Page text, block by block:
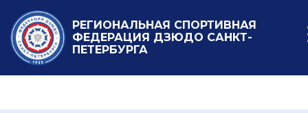
РЕГИОНАЛЬНАЯ СПОРТИВНАЯ
ФЕДЕРАЦИЯ ДЗЮДО САНКТ-
ПЕТЕРБУРГА